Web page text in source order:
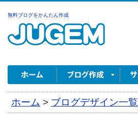
無料ブログをかんたん作成
ホーム > ブログデザイン一覧